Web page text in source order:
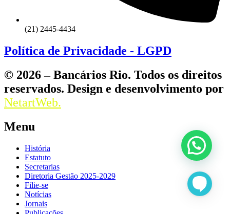
(21) 2445-4434
Política de Privacidade - LGPD
© 2026 – Bancários Rio. Todos os direitos
reservados. Design e desenvolvimento por
NetartWeb.
Menu
História
Estatuto
Secretarias
Diretoria Gestão 2025-2029
Filie-se
Notícias
Jornais